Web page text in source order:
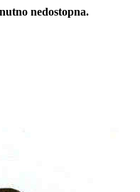
nedostopna.